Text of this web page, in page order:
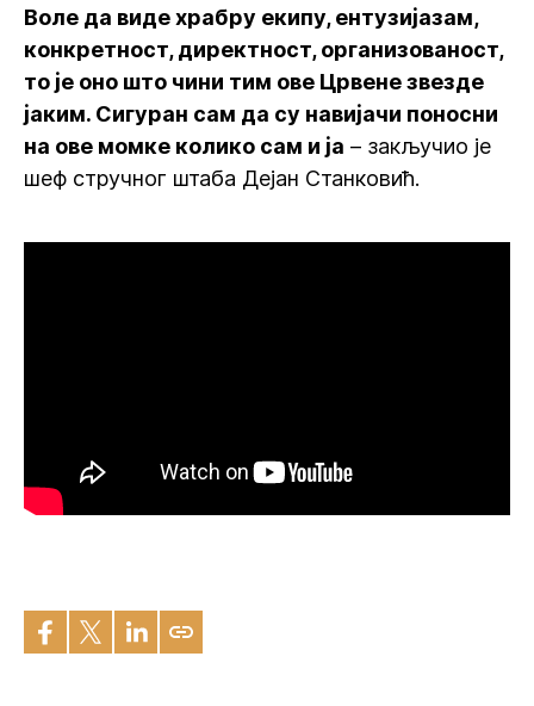
Воле да виде храбру екипу, ентузијазам,
конкретност, директност, организованост,
то је оно што чини тим ове Црвене звезде
јаким. Сигуран сам да су навијачи поносни
на ове момке колико сам и ја – закључио је
шеф стручног штаба Дејан Станковић.